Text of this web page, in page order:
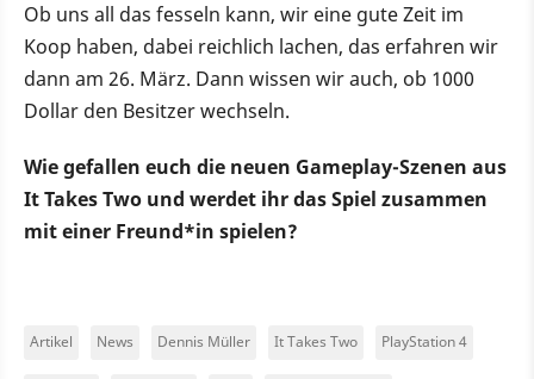
Ob uns all das fesseln kann, wir eine gute Zeit im
Koop haben, dabei reichlich lachen, das erfahren wir
dann am 26. März. Dann wissen wir auch, ob 1000
Dollar den Besitzer wechseln.
Wie gefallen euch die neuen Gameplay-Szenen aus
It Takes Two und werdet ihr das Spiel zusammen
mit einer Freund*in spielen?
Artikel News Dennis Müller It Takes Two PlayStation 4